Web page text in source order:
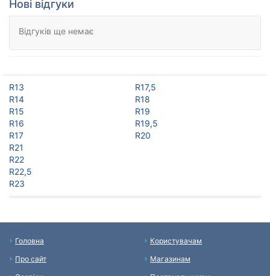
Нові відгуки
Відгуків ще немає
R13
R14
R15
R16
R17
R17,5
R18
R19
R19,5
R20
R21
R22
R22,5
R23
Головна
Про сайт
Користувачам
Магазинам